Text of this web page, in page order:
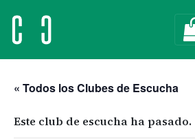
MAIN NAVIGATION
« Todos los Clubes de Escucha
Este club de escucha ha pasado.